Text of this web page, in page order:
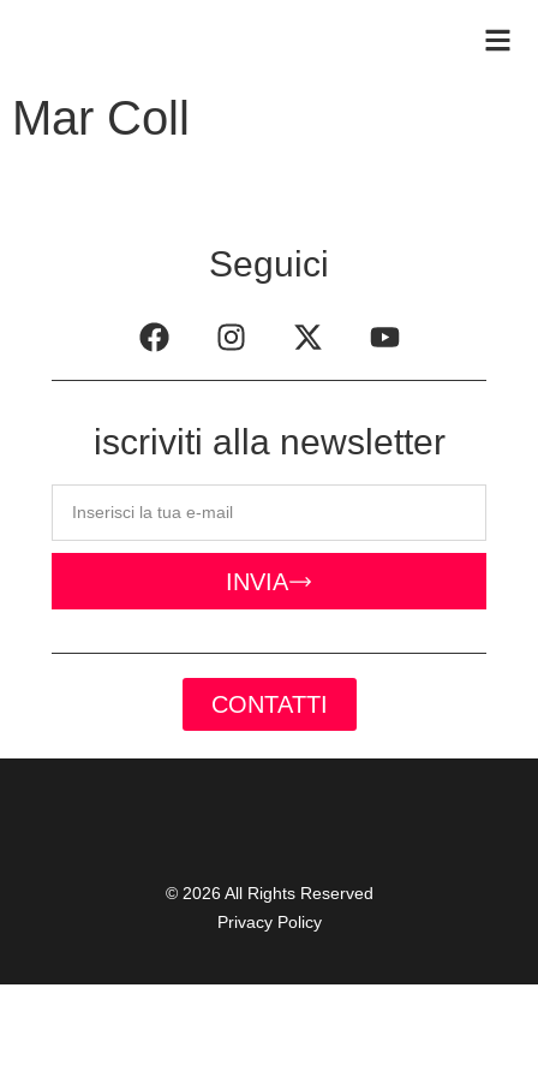
Mar Coll
Seguici
iscriviti alla newsletter
INVIA
CONTATTI
© 2026 All Rights Reserved
Privacy Policy